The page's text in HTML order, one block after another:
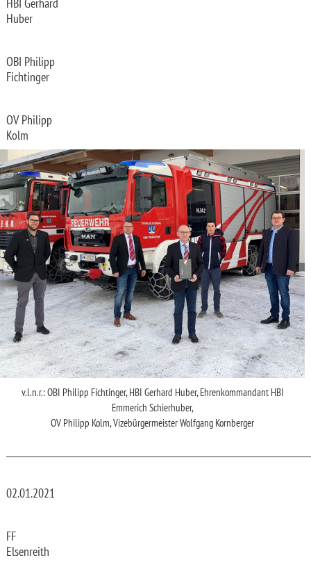
Huber
OBI Philipp
Fichtinger
OV Philipp
Kolm
v.l.n.r.: OBI Philipp Fichtinger, HBI Gerhard Huber, Ehrenkommandant HBI
Emmerich Schierhuber,
OV Philipp Kolm, Vizebürgermeister Wolfgang Kornberger
02.01.2021
FF
Elsenreith